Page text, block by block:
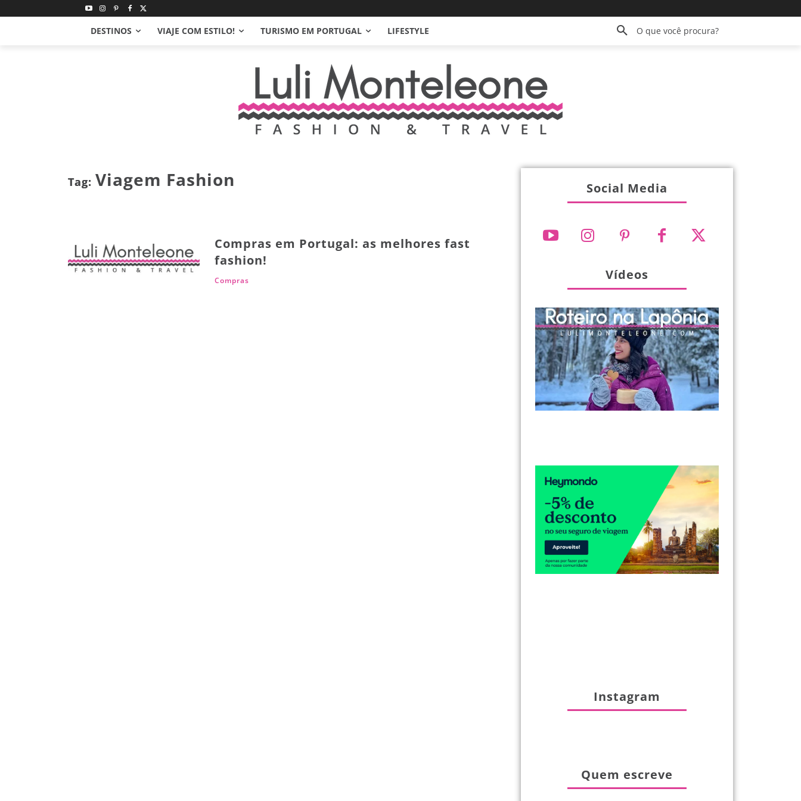
DESTINOS VIAJE COM ESTILO! TURISMO EM PORTUGAL LIFESTYLE O que você procura?
Tag: Viagem Fashion
Compras em Portugal: as melhores fast
fashion!
Compras
Social Media
Vídeos
Instagram
Quem escreve